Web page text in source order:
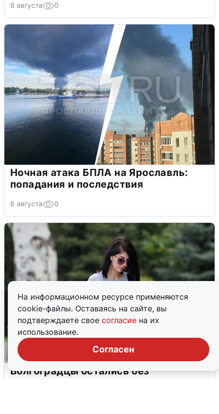
На информационном ресурсе применяются
cookie-файлы. Оставаясь на сайте, вы
подтверждаете свое согласие на их
использование.
Согласен
6 августа 0
Ночная атака БПЛА на Ярославль:
попадания и последствия
6 августа 0
Волгоградцы остались без